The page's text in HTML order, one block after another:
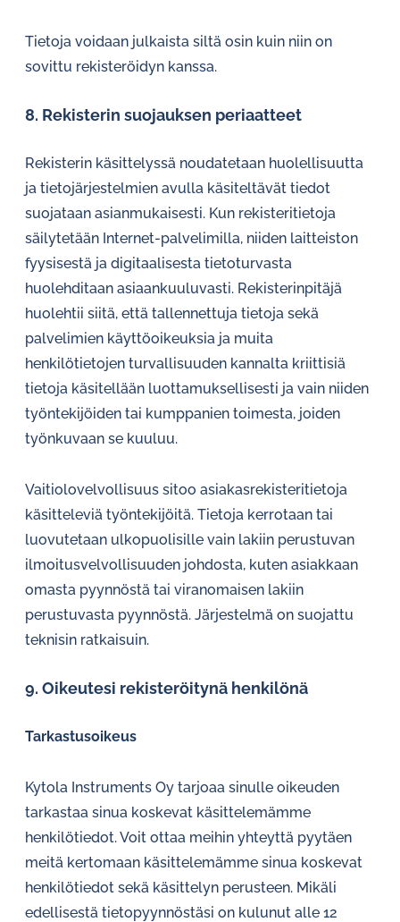
Tietoja voidaan julkaista siltä osin kuin niin on
sovittu rekisteröidyn kanssa.
8. Rekisterin suojauksen periaatteet
Rekisterin käsittelyssä noudatetaan huolellisuutta
ja tietojärjestelmien avulla käsiteltävät tiedot
suojataan asianmukaisesti. Kun rekisteritietoja
säilytetään Internet-palvelimilla, niiden laitteiston
fyysisestä ja digitaalisesta tietoturvasta
huolehditaan asiaankuuluvasti. Rekisterinpitäjä
huolehtii siitä, että tallennettuja tietoja sekä
palvelimien käyttöoikeuksia ja muita
henkilötietojen turvallisuuden kannalta kriittisiä
tietoja käsitellään luottamuksellisesti ja vain niiden
työntekijöiden tai kumppanien toimesta, joiden
työnkuvaan se kuuluu.
Vaitiolovelvollisuus sitoo asiakasrekisteritietoja
käsitteleviä työntekijöitä. Tietoja kerrotaan tai
luovutetaan ulkopuolisille vain lakiin perustuvan
ilmoitusvelvollisuuden johdosta, kuten asiakkaan
omasta pyynnöstä tai viranomaisen lakiin
perustuvasta pyynnöstä. Järjestelmä on suojattu
teknisin ratkaisuin.
9. Oikeutesi rekisteröitynä henkilönä
Tarkastusoikeus
Kytola Instruments Oy tarjoaa sinulle oikeuden
tarkastaa sinua koskevat käsittelemämme
henkilötiedot. Voit ottaa meihin yhteyttä pyytäen
meitä kertomaan käsittelemämme sinua koskevat
henkilötiedot sekä käsittelyn perusteen. Mikäli
edellisestä tietopyynnöstäsi on kulunut alle 12